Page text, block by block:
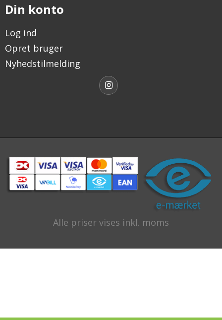
Din konto
Log ind
Opret bruger
Nyhedstilmelding
Alle priser vises inkl. moms